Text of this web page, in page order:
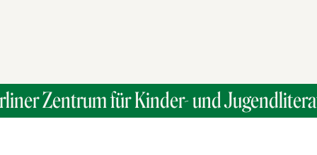
Zentrum für Kinder- und